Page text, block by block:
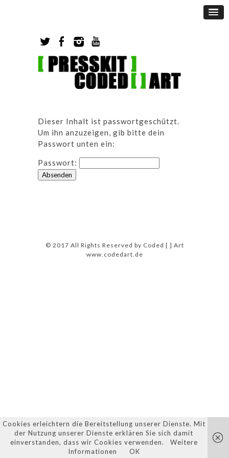
Dieser Inhalt ist passwortgeschützt.
Um ihn anzuzeigen, gib bitte dein
Passwort unten ein:
Passwort:
© 2017 All Rights Reserved by Coded [ ] Art
www.codedart.de
Cookies erleichtern die Bereitstellung unserer Dienste. Mit
der Nutzung unserer Dienste erklären Sie sich damit
einverstanden, dass wir Cookies verwenden.
Weitere
Informationen
OK